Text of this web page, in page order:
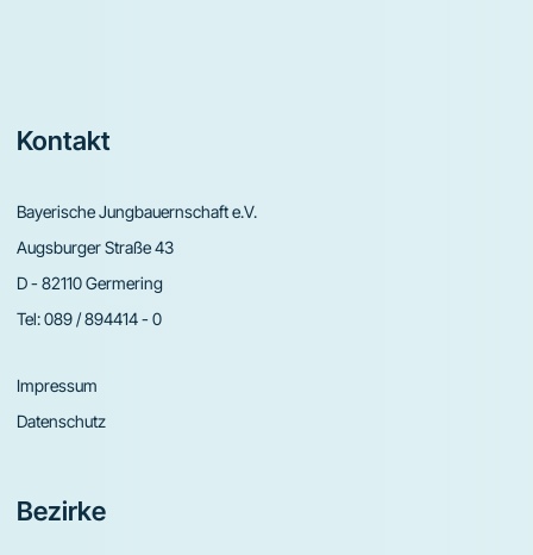
Footer
Kontakt
Bayerische Jungbauernschaft e.V.
Augsburger Straße 43
D - 82110 Germering
Tel:089 / 894414 - 0
Impressum
Datenschutz
Bezirke